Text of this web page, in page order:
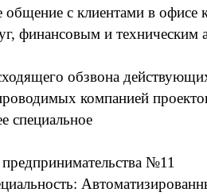
общение с клиентами в офисе
финансовым и техническим
обзвона
компанией
специальное
№11